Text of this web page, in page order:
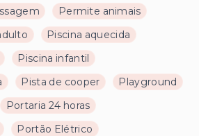
Permite animais
Piscina aquecida
Piscina infantil
Pista de cooper
Playground
Portaria 24 horas
Portão Elétrico